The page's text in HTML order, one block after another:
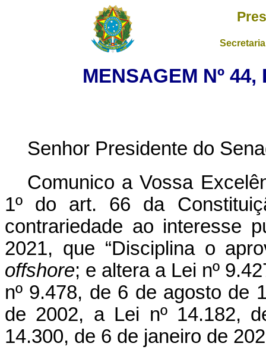
MENSAGEM Nº
Senhor Presidente do
Comunico a Vossa
1º do art. 66 da
contrariedade ao interesse
2021, que “Disciplina o
offshore; e altera a Lei nº
nº 9.478, de 6 de agosto de
de 2002, a Lei nº 14.182,
14.300, de 6 de janeiro de